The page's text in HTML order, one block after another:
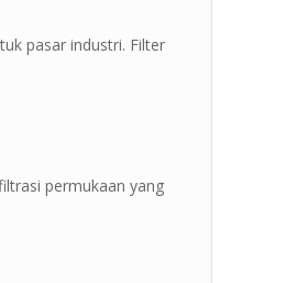
pasar industri. Filter
permukaan yang